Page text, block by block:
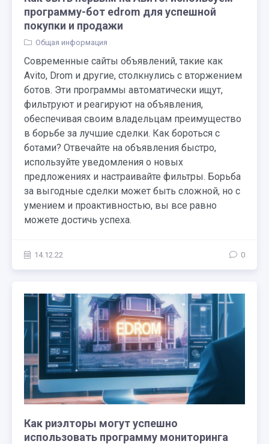
программу-бот edrom для успешной
покупки и продажи
Общая информация
Современные сайты объявлений, такие как
Avito, Drom и другие, столкнулись с вторжением
ботов. Эти программы автоматически ищут,
фильтруют и реагируют на объявления,
обеспечивая своим владельцам преимущество
в борьбе за лучшие сделки. Как бороться с
ботами? Отвечайте на объявления быстро,
используйте уведомления о новых
предложениях и настраивайте фильтры. Борьба
за выгодные сделки может быть сложной, но с
умением и проактивностью, вы все равно
можете достичь успеха.
14.12.22 0
Как риэлторы могут успешно
использовать программу мониторинга